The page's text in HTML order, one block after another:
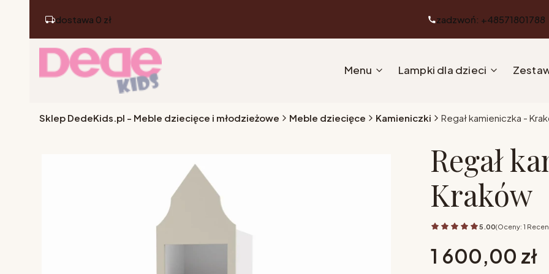
dostawa 0 zł zadzwoń: +48571801788
Menu Lampki dla dzieci
Sklep DedeKids.pl - Meble dziecięce i młodzieżowe Meble dziecięce Kamieniczki Regał kamieniczka -
Regał
Kraków
5.00(Oceny: 1
Cena
1 600,00 zł